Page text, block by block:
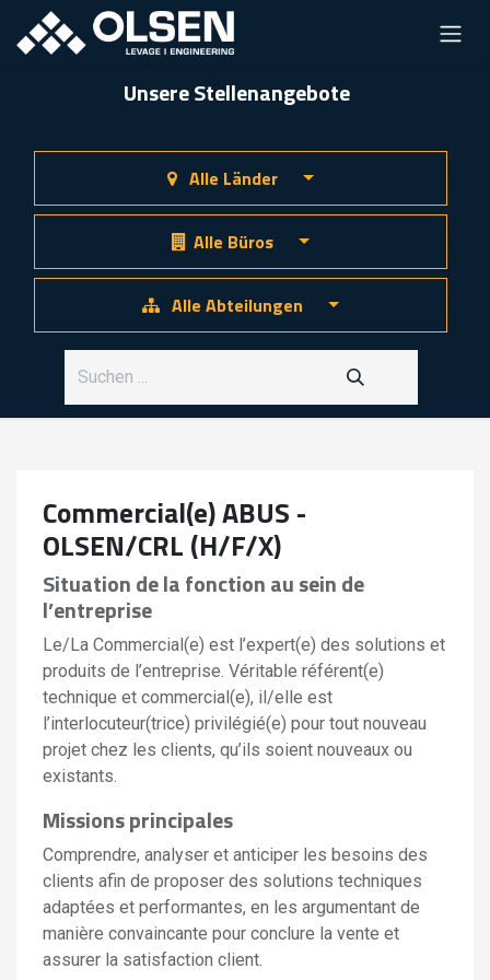
Unsere Stellenangebote
Alle Länder
Alle Büros
Alle Abteilungen
Commercial(e) ABUS -
OLSEN/CRL (H/F/X)
Situation de la fonction au sein de
l’entreprise
Le/La Commercial(e) est l’expert(e) des solutions et
produits de l’entreprise. Véritable référent(e)
technique et commercial(e), il/elle est
l’interlocuteur(trice) privilégié(e) pour tout nouveau
projet chez les clients, qu’ils soient nouveaux ou
existants.
Missions principales
Comprendre, analyser et anticiper les besoins des
clients afin de proposer des solutions techniques
adaptées et performantes, en les argumentant de
manière convaincante pour conclure la vente et
assurer la satisfaction client.